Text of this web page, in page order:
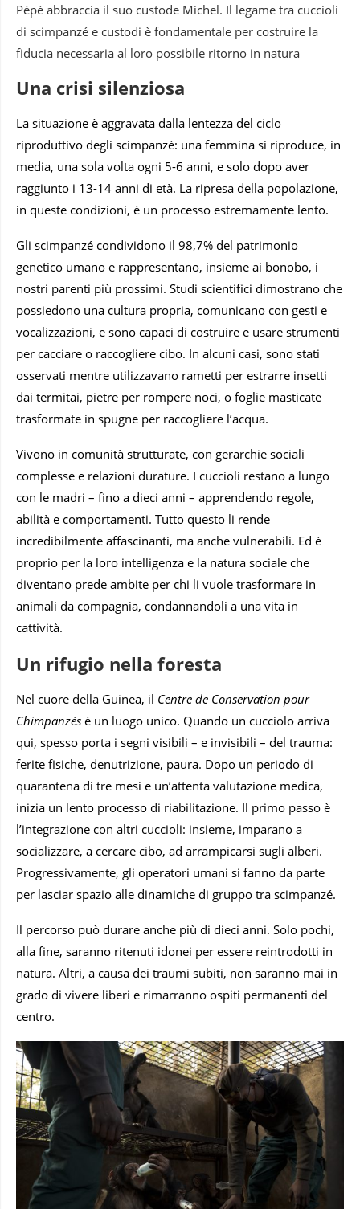
Pépé abbraccia il suo custode Michel. Il legame tra cuccioli
di scimpanzé e custodi è fondamentale per costruire la
fiducia necessaria al loro possibile ritorno in natura
Una crisi silenziosa
La situazione è aggravata dalla lentezza del ciclo
riproduttivo degli scimpanzé: una femmina si riproduce, in
media, una sola volta ogni 5-6 anni, e solo dopo aver
raggiunto i 13-14 anni di età. La ripresa della popolazione,
in queste condizioni, è un processo estremamente lento.
Gli scimpanzé condividono il 98,7% del patrimonio
genetico umano e rappresentano, insieme ai bonobo, i
nostri parenti più prossimi. Studi scientifici dimostrano che
possiedono una cultura propria, comunicano con gesti e
vocalizzazioni, e sono capaci di costruire e usare strumenti
per cacciare o raccogliere cibo. In alcuni casi, sono stati
osservati mentre utilizzavano rametti per estrarre insetti
dai termitai, pietre per rompere noci, o foglie masticate
trasformate in spugne per raccogliere l’acqua.
Vivono in comunità strutturate, con gerarchie sociali
complesse e relazioni durature. I cuccioli restano a lungo
con le madri – fino a dieci anni – apprendendo regole,
abilità e comportamenti. Tutto questo li rende
incredibilmente affascinanti, ma anche vulnerabili. Ed è
proprio per la loro intelligenza e la natura sociale che
diventano prede ambite per chi li vuole trasformare in
animali da compagnia, condannandoli a una vita in
cattività.
Un rifugio nella foresta
Nel cuore della Guinea, il Centre de Conservation pour
Chimpanzés è un luogo unico. Quando un cucciolo arriva
qui, spesso porta i segni visibili – e invisibili – del trauma:
ferite fisiche, denutrizione, paura. Dopo un periodo di
quarantena di tre mesi e un’attenta valutazione medica,
inizia un lento processo di riabilitazione. Il primo passo è
l’integrazione con altri cuccioli: insieme, imparano a
socializzare, a cercare cibo, ad arrampicarsi sugli alberi.
Progressivamente, gli operatori umani si fanno da parte
per lasciar spazio alle dinamiche di gruppo tra scimpanzé.
Il percorso può durare anche più di dieci anni. Solo pochi,
alla fine, saranno ritenuti idonei per essere reintrodotti in
natura. Altri, a causa dei traumi subiti, non saranno mai in
grado di vivere liberi e rimarranno ospiti permanenti del
centro.